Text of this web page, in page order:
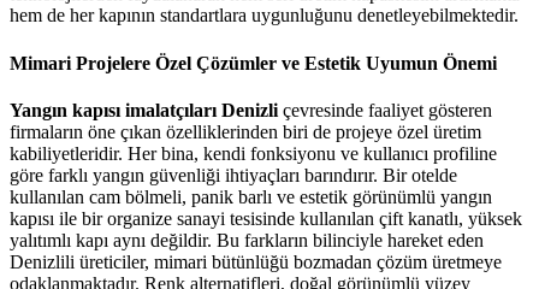
hem de her kapının standartlara uygunluğunu denetleyebilmektedir.
Mimari Projelere Özel Çözümler ve Estetik Uyumun Önemi
Yangın kapısı imalatçıları Denizli çevresinde faaliyet gösteren
firmaların öne çıkan özelliklerinden biri de projeye özel üretim
kabiliyetleridir. Her bina, kendi fonksiyonu ve kullanıcı profiline
göre farklı yangın güvenliği ihtiyaçları barındırır. Bir otelde
kullanılan cam bölmeli, panik barlı ve estetik görünümlü yangın
kapısı ile bir organize sanayi tesisinde kullanılan çift kanatlı, yüksek
yalıtımlı kapı aynı değildir. Bu farkların bilinciyle hareket eden
Denizlili üreticiler, mimari bütünlüğü bozmadan çözüm üretmeye
odaklanmaktadır. Renk alternatifleri, doğal görünümlü yüzey